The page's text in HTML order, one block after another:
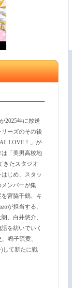
2025年に放送
ーズのその後
LOVE！」が
「美男高校地
きたスタジオ
じめ、スタッ
ンバーが集
宮脇千鶴、キ
が担当する。
、白井悠介、
を紡いでいく
鳴子硫黄、
して新たに戦